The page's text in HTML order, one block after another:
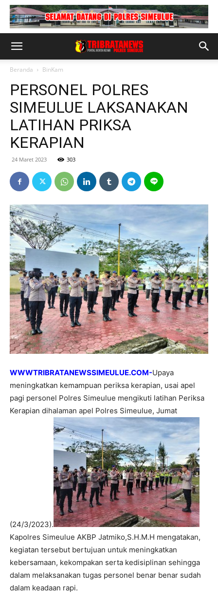
Beranda BinKam
PERSONEL POLRES
SIMEULUE LAKSANAKAN
LATIHAN PRIKSA
KERAPIAN
24 Maret 2023 303
WWWTRIBRATANEWSSIMEULUE.COM-Upaya
meningkatkan kemampuan periksa kerapian, usai apel
pagi personel Polres Simeulue mengikuti latihan Periksa
Kerapian dihalaman apel Polres Simeulue, Jumat
(24/3/2023).
Kapolres Simeulue AKBP Jatmiko,S.H.M.H mengatakan,
kegiatan tersebut bertujuan untuk meningkatkan
kebersamaan, kekompakan serta kedisiplinan sehingga
dalam melaksanakan tugas personel benar benar sudah
dalam keadaan rapi.